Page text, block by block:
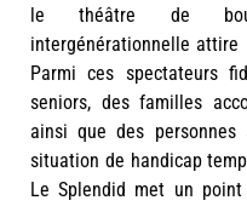
le théâtre de
intergénérationnelle attire
Parmi ces spectateurs
seniors, des familles
ainsi que des
situation de handicap
Le Splendid met un